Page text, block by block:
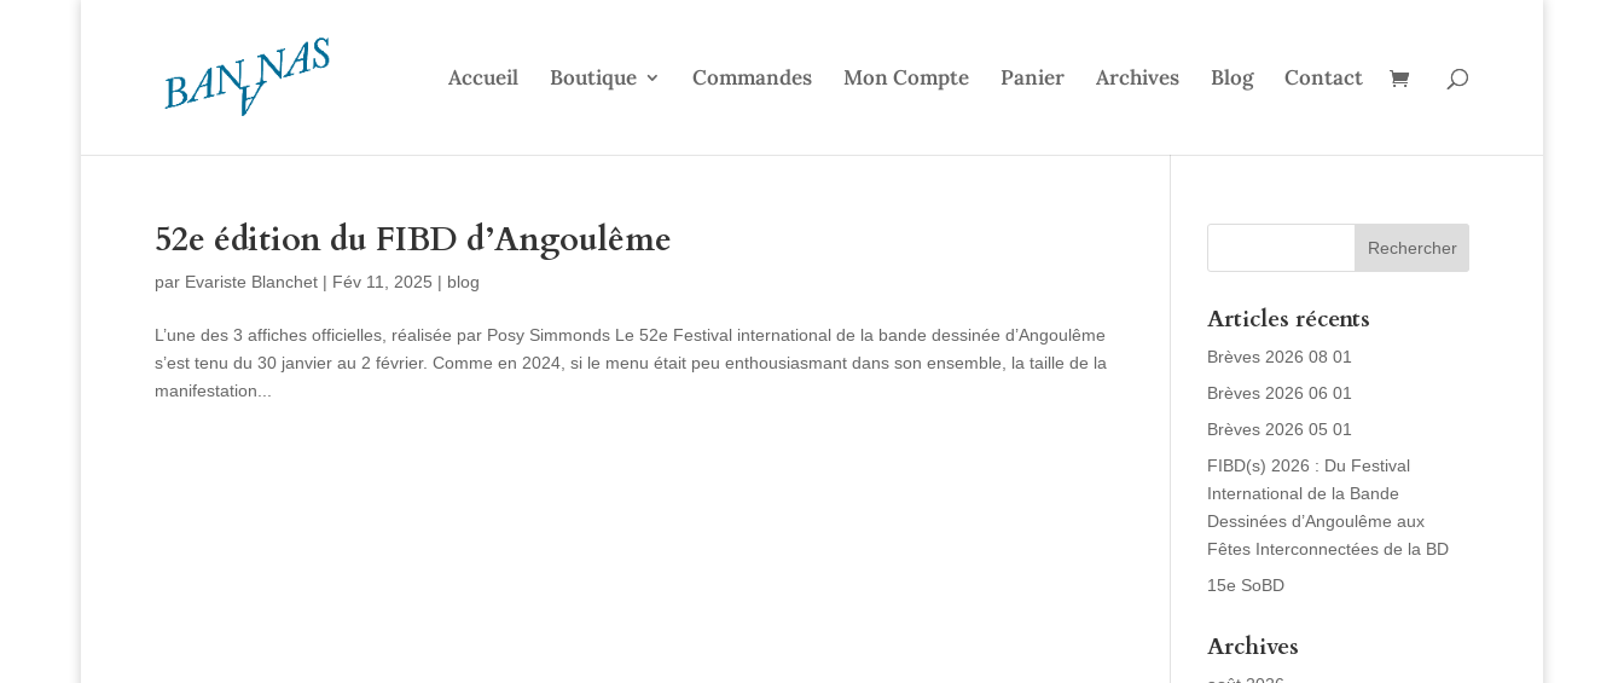
Accueil Boutique Commandes Mon Compte Panier Archives Blog Contact
52e édition du FIBD d’Angoulême
par Evariste Blanchet| Fév 11, 2025 | blog
L’une des 3 affiches officielles, réalisée par Posy Simmonds Le 52e Festival international de la bande dessinée d’Angoulême
s’est tenu du 30 janvier au 2 février. Comme en 2024, si le menu était peu enthousiasmant dans son ensemble, la taille de la
manifestation...
Articles récents
Brèves 2026 08 01
Brèves 2026 06 01
Brèves 2026 05 01
FIBD(s) 2026 : Du Festival
International de la Bande
Dessinées d’Angoulême aux
Fêtes Interconnectées de la BD
15e SoBD
Archives